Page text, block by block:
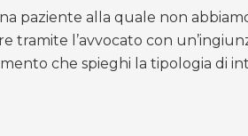
paziente alla quale non
tramite l’avvocato con
che spieghi la tipologia di